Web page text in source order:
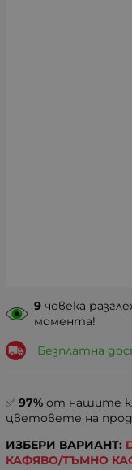
9 човека
момента!
Безплатна
✅ 97% от нашите
цветовете на
ИЗБЕРИ ВАРИАНТ:
КАФЯВО/ТЪМНО